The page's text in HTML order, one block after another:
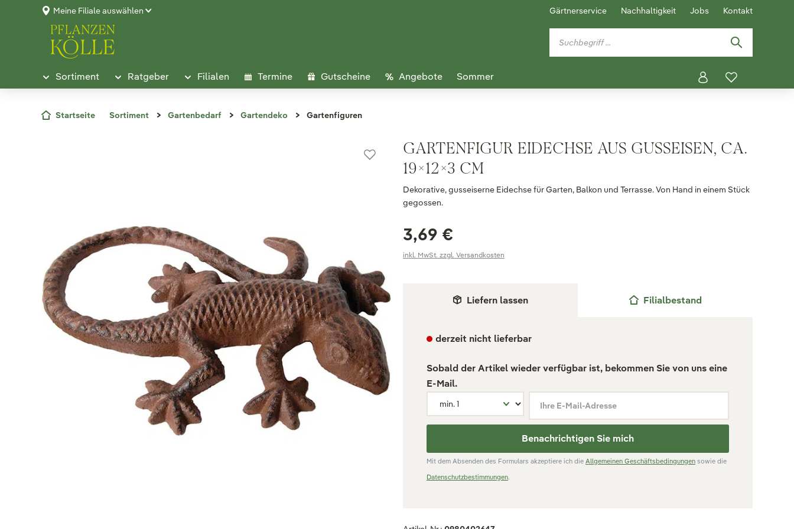
Meine Filiale auswählen Gärtnerservice Nachhaltigkeit Jobs Kontakt
Sortiment Ratgeber Filialen Termine Gutscheine Angebote Sommer
Startseite Sortiment Gartenbedarf Gartendeko Gartenfiguren
GARTENFIGUR EIDECHSE AUS GUSSEISEN, CA.
19X12X3 CM
Dekorative, gusseiserne Eidechse für Garten, Balkon und Terrasse. Von Hand in einem Stück
gegossen.
3,69 €
inkl. MwSt. zzgl. Versandkosten
Liefern lassen Filialbestand
derzeit nicht lieferbar
Sobald der Artikel wieder verfügbar ist, bekommen Sie von uns eine
E-Mail.
Ihre E-Mail-Adresse
Benachrichtigen Sie mich
Mit dem Absenden des Formulars akzeptiere ich die Allgemeinen Geschäftsbedingungen sowie die
Datenschutzbestimmungen.